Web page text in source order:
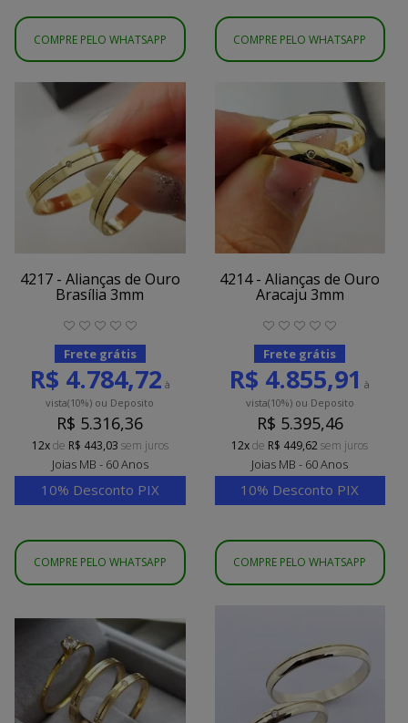
COMPRE PELO WHATSAPP COMPRE PELO WHATSAPP
4217 - Alianças de Ouro
Brasília 3mm
Frete grátis
R$ 4.784,72 à
vista(10%) ou Deposito
R$ 5.316,36
12xde R$ 443,03 sem juros
Joias MB - 60 Anos
10% Desconto PIX
COMPRE PELO WHATSAPP
4214 - Alianças de Ouro
Aracaju 3mm
Frete grátis
R$ 4.855,91 à
vista(10%)ou Deposito
R$ 5.395,46
12xde R$ 449,62sem juros
Joias MB - 60 Anos
10% Desconto PIX
COMPRE PELO WHATSAPP